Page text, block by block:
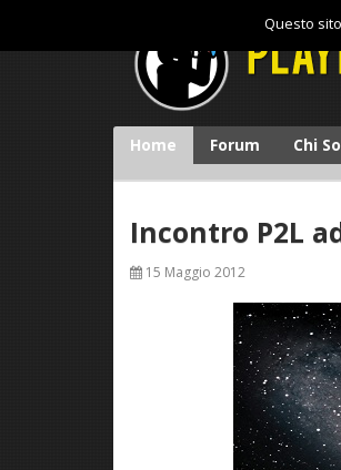
Home Forum Chi
Incontro P2L
15 Maggio 2012
Questo